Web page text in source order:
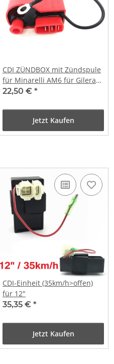
CDI ZÜNDBOX mit Zündspule
für Minarelli AM6 für Gilera
Ice, Storm, Piaggio NRG, TPH
22,50 € *
Jetzt Kaufen
CDI-Einheit (35km/h>offen)
für 12"
35,35 € *
Jetzt Kaufen